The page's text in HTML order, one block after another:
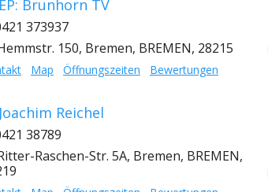
EP: Brunhorn TV
373937
150, Bremen, BREMEN, 28215
Map Öffnungszeiten Bewertungen
Joachim Reichel
38789
Raschen-Str. 5A, Bremen, BREMEN,